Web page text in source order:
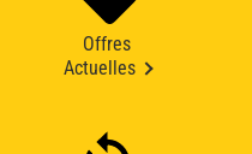
Offres
Actuelles